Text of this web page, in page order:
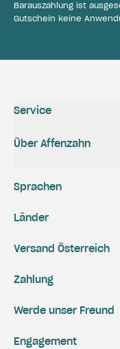
Barauszahlung ist
Gutschein keine
Service
Über Affenzahn
Versand Österreich
Zahlung
Engagement
Werde unser Freund
Sprachen
Länder